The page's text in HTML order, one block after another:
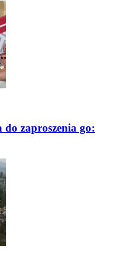
zaproszenia go: